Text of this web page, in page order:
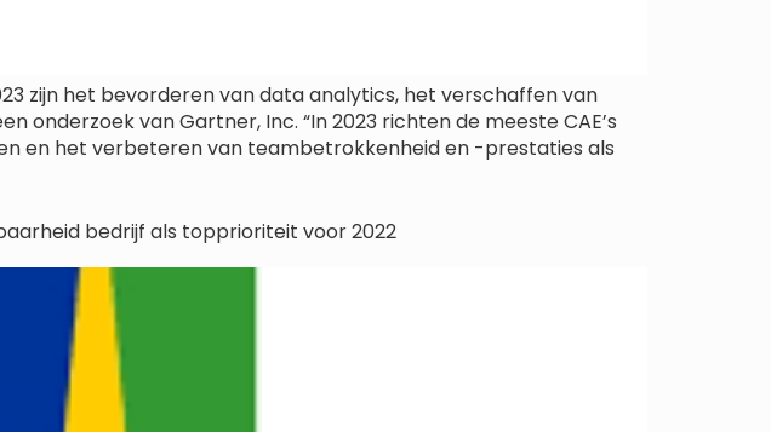
zijn het bevorderen van data analytics, het verschaffen van
onderzoek van Gartner, Inc. “In 2023 richten de meeste CAE’s
en het verbeteren van teambetrokkenheid en -prestaties als
bedrijf als topprioriteit voor 2022